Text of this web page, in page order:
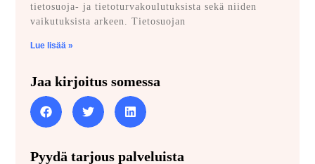
tietosuoja- ja tietoturvakoulutuksista sekä niiden
vaikutuksista arkeen. Tietosuojan
Lue lisää »
Jaa kirjoitus somessa
Pyydä tarjous palveluista